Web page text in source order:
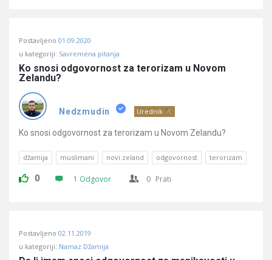
Postavljeno 01.09.2020
u kategoriji: Savremena pitanja
Ko snosi odgovornost za terorizam u Novom
Zelandu?
Nedzmudin Urednik
Ko snosi odgovornost za terorizam u Novom Zelandu?
džamija muslimani novi zeland odgovornost terorizam
0 1 Odgovor 0 Prati
Postavljeno 02.11.2019
u kategoriji: Namaz Džamija